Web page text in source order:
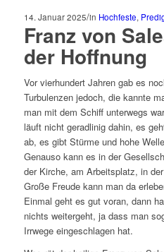
14. Januar 2025/in Hochfeste,
Franz von
der Hoffnung
Vor vierhundert Jahren gab es
Turbulenzen jedoch, die kannte
man mit dem Schiff unterwegs
läuft nicht geradlinig dahin, es
ab, es gibt Stürme und hohe
Genauso kann es in der
der Kirche, am Arbeitsplatz, in
Große Freude kann man da
Einmal geht es gut voran, dann
nichts weitergeht, ja dass man
Irrwege eingeschlagen hat.